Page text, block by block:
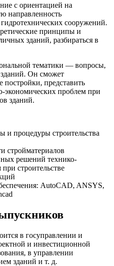
с ориентацией на
направленность
сооружений.
принципы и
зданий, разбираться в
тематики — вопросы,
зданий. Он сможет
постройки, представить
экономических проблем при
зданий.
и процедуры строительства
стройматериалов
решений технико-
строительстве
AutoCAD, ANSYS,
в госуправлении и
и инвестиционной
в управлении
зданий и т. д.